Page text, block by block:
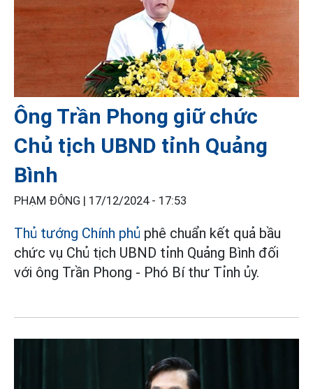
Ông Trần Phong giữ chức
Chủ tịch UBND tỉnh Quảng
Bình
PHẠM ĐÔNG | 17/12/2024 - 17:53
Thủ tướng Chính phủ phê chuẩn kết quả bầu
chức vụ Chủ tịch UBND tỉnh Quảng Bình đối
với ông Trần Phong - Phó Bí thư Tỉnh ủy.